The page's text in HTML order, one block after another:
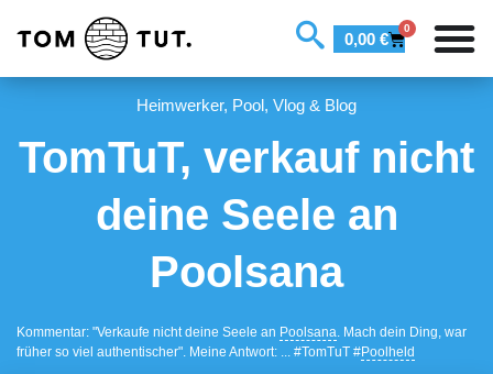
0,00 €
0
Heimwerker, Pool, Vlog & Blog
TomTuT, verkauf nicht
deine Seele an
Poolsana
Kommentar: "Verkaufe nicht deine Seele an Poolsana. Mach dein Ding, war
früher so viel authentischer". Meine Antwort: ... #TomTuT #Poolheld